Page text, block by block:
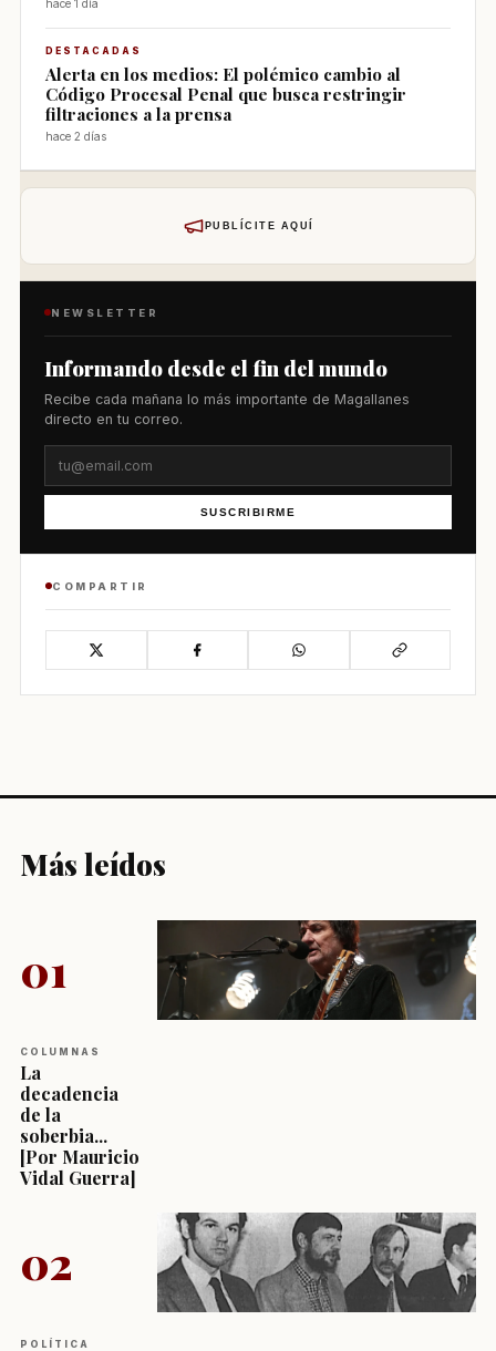
hace 1 día
DESTACADAS
Alerta en los medios: El polémico cambio al
Código Procesal Penal que busca restringir
filtraciones a la prensa
hace 2 días
PUBLÍCITE AQUÍ
NEWSLETTER
Informando desde el fin del mundo
Recibe cada mañana lo más importante de Magallanes
directo en tu correo.
SUSCRIBIRME
COMPARTIR
Más leídos
01
COLUMNAS
La
decadencia
de la
soberbia...
[Por Mauricio
Vidal Guerra]
02
POLÍTICA